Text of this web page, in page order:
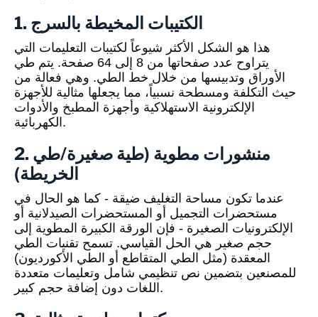
1. الكتيبات المخيطة بالسرج
هذا هو الشكل الأكثر شيوعاً لكتيبات التعليمات التي
يتراوح عدد صفحاتها من 8 إلى 64 صفحة. يتم طي
الأوراق وتدبيسها من خلال خط الطي. وهي فعالة من
حيث التكلفة ومسطحة نسبياً، مما يجعلها مثالية للأجهزة
الإلكترونية الاستهلاكية وأجهزة المطبخ والأدوات
الكهربائية.
2. منشورات مطوية (طية صغيرة/طي
الخريطة)
عندما تكون مساحة التغليف ضيقة - كما هو الحال في
مستحضرات التجميل أو المستحضرات الصيدلانية أو
الإلكترونيات الصغيرة - فإن الورقة الكبيرة المطوية إلى
حجم صغير هي الحل القياسي. تسمح تقنيات الطي
المعقدة (مثل الطي المتقاطع أو الطي الأكورديون)
للمصنعين بتضمين نص تنظيمي شامل وتعليمات متعددة
اللغات دون إضافة حجم كبير.